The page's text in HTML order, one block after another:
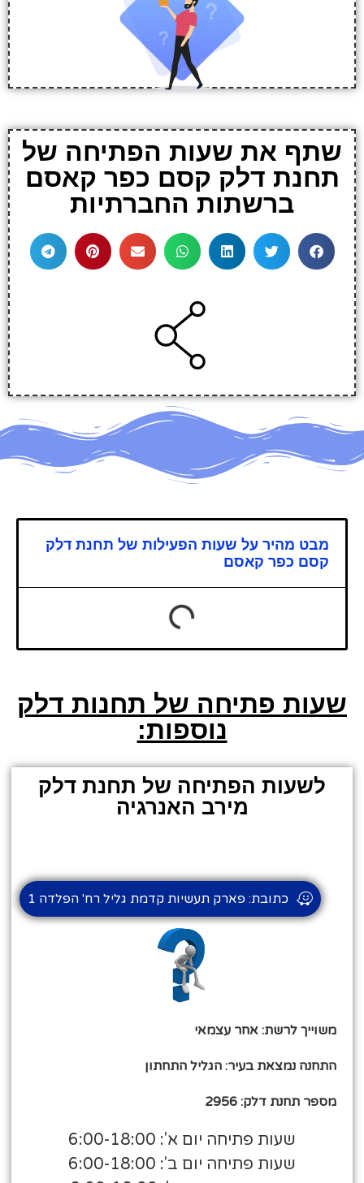
שתף את שעות הפתיחה של
תחנת דלק קסם כפר קאסם
ברשתות החברתיות
מבט מהיר על שעות הפעילות של תחנת דלק
קסם כפר קאסם
שעות פתיחה של תחנות דלק
נוספות:
לשעות הפתיחה של תחנת דלק
מירב האנרגיה
משוייך לרשת: אחר עצמאי
התחנה נמצאת בעיר: הגליל התחתון
מספר תחנת דלק: 2956
שעות פתיחה יום א': 6:00-18:00
שעות פתיחה יום ב': 6:00-18:00
כתובת: פארק תעשיות קדמת גליל רח' הפלדה 1